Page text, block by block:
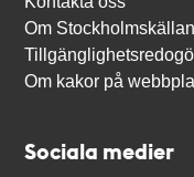
Om Stockholmskällan
Om kakor på
Sociala medier